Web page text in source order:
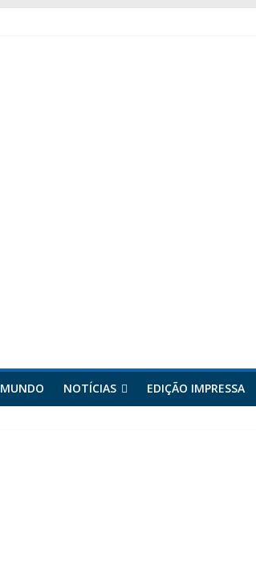
MUNDO NOTÍCIAS EDIÇÃO IMPRESSA